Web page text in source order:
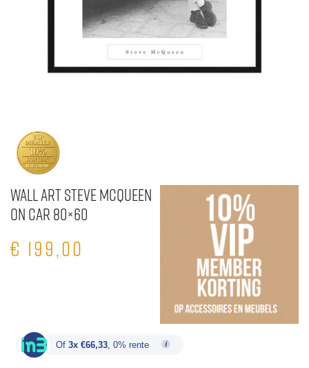
Wall Art Steve McQueen
on Car 80×60
€ 199,00
Of 3x €66,33 , 0% rente